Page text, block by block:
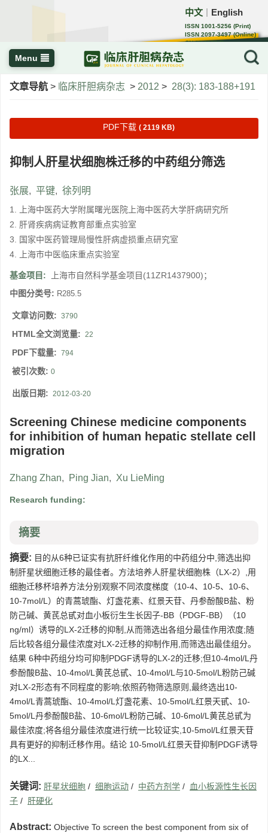
中文 English
ISSN 1001-5256 (Print)
ISSN 2097-3497 (Online)
CN 22-1108/R
Menu
文章导航 > 临床肝胆病杂志 > 2012 > 28(3): 183-188+191
PDF下载 ( 2119 KB)
抑制人肝星状细胞株迁移的中药组分筛选
张展, 平键, 徐列明
1. 上海中医药大学附属曙光医院上海中医药大学肝病研究所
2. 肝肾疾病病证教育部重点实验室
3. 国家中医药管理局慢性肝病虚损重点研究室
4. 上海市中医临床重点实验室
基金项目:
上海市自然科学基金项目(11ZR1437900)；
中图分类号: R285.5
文章访问数: 3790
HTML全文浏览量: 22
PDF下载量: 794
被引次数: 0
出版日期: 2012-03-20
Screening Chinese medicine components
for inhibition of human hepatic stellate cell
migration
Zhang Zhan, Ping Jian, Xu LieMing
Research funding:
摘要
摘要: 目的从6种已证实有抗肝纤维化作用的中药组分中,筛选出抑
制肝星状细胞迁移的最佳者。方法培养人肝星状细胞株（LX-2）,用
细胞迁移杯培养方法分别观察不同浓度梯度（10-4、10-5、10-6、
10-7mol/L）的青蒿琥酯、灯盏花素、红景天苷、丹参酚酸B盐、粉
防己碱、黄芪总甙对血小板衍生生长因子-BB（PDGF-BB）（10
ng/ml）诱导的LX-2迁移的抑制,从而筛选出各组分最佳作用浓度;随
后比较各组分最佳浓度对LX-2迁移的抑制作用,而筛选出最佳组分。
结果 6种中药组分均可抑制PDGF诱导的LX-2的迁移;但10-4mol/L丹
参酚酸B盐、10-4mol/L黄芪总甙、10-4mol/L与10-5mol/L粉防己碱
对LX-2形态有不同程度的影响;依照药物筛选原则,最终选出10-
4mol/L青蒿琥酯、10-4mol/L灯盏花素、10-5mol/L红景天甙、10-
5mol/L丹参酚酸B盐、10-6mol/L粉防己碱、10-6mol/L黄芪总甙为
最佳浓度;将各组分最佳浓度进行统一比较证实,10-5mol/L红景天苷
具有更好的抑制迁移作用。结论 10-5mol/L红景天苷抑制PDGF诱导
的LX...
关键词: 肝星状细胞 / 细胞运动 / 中药方剂学 /
血小板源性生长因
子 / 肝硬化
Abstract: Objective To screen the best component from six of